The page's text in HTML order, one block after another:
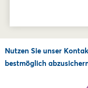
Nutzen Sie unser
bestmöglich